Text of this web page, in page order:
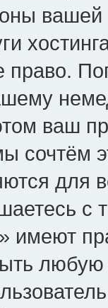
право.
ваш
сочтём
для